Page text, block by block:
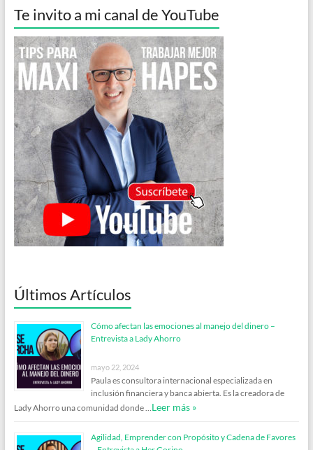
Te invito a mi canal de YouTube
Últimos Artículos
Cómo afectan las emociones al manejo del dinero –
Entrevista a Lady Ahorro
mayo 22, 2024
Paula es consultora internacional especializada en
inclusión financiera y banca abierta. Es la creadora de
Lady Ahorro una comunidad donde … Leer más »
Agilidad, Emprender con Propósito y Cadena de Favores